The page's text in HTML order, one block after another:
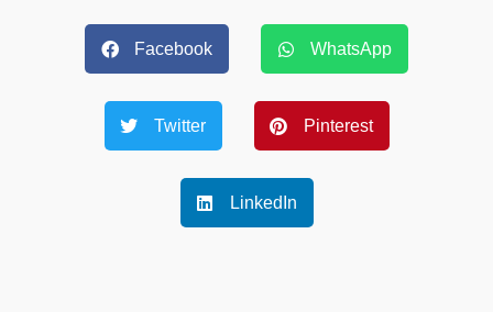
Facebook WhatsApp
Twitter Pinterest
LinkedIn